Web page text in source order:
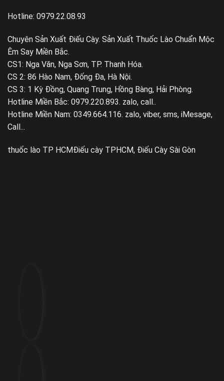
Hotline: 0979.22.08.93
Chuyên Sản Xuất Điếu Cày. Sản Xuất Thuốc Lào Chuẩn Mộc
Êm Say Miền Bắc.
CS1: Nga Văn, Nga Sơn, TP. Thanh Hóa.
CS 2: 86 Hào Nam, Đống Đa, Hà Nội.
CS 3: 1 Kỳ Đồng, Quang Trung, Hồng Bàng, Hải Phòng.
Hotline Miền Bắc: 0979.220.893. zalo, call..
Hotline Miền Nam: 0349.664.116. zalo, viber, sms, iMesage,
Call...
thuốc lào TP HCMĐiếu cày TPHCM, Điếu Cày Sài Gòn